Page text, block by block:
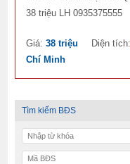
38 triệu LH 0935375555
Giá:38 triệu Diện
Chí Minh
Tìm kiếm BĐS